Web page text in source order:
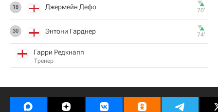
18 Джермейн Дефо 70‎’‎
30 Энтони Гарднер 74‎’‎
Гарри Редкнапп
Тренер